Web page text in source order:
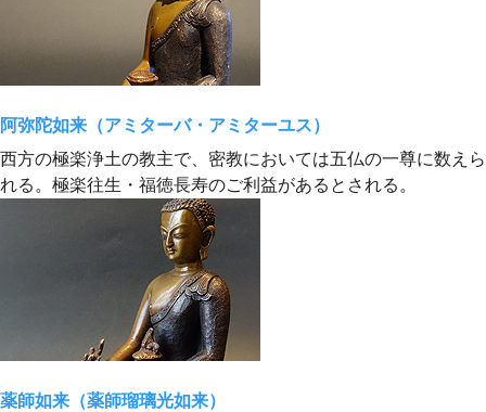
阿弥陀如来（アミターバ・アミターユス）
西方の極楽浄土の教主で、密教においては五仏の一尊に数えら
れる。極楽往生・福徳長寿のご利益があるとされる。
薬師如来（薬師瑠璃光如来）